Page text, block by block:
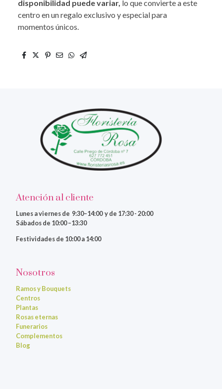
disponibilidad puede variar, lo que convierte a este
centro en un regalo exclusivo y especial para
momentos únicos.
Atención al cliente
Lunes a viernesde 9:30–14:00 y de 17:30 - 20:00
Sábados de 10:00 –13:30
Festividades de 10:00 a 14:00
Nosotros
Ramos y Bouquets
Centros
Plantas
Rosas eternas
Funerarios
Complementos
Blog